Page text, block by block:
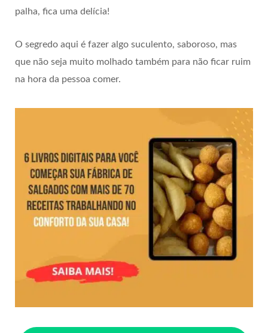
palha, fica uma delícia!
O segredo aqui é fazer algo suculento, saboroso, mas
que não seja muito molhado também para não ficar ruim
na hora da pessoa comer.